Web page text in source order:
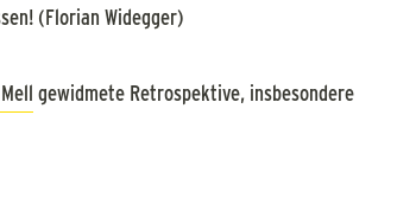
(Florian Widegger)
gewidmete Retrospektive, insbesondere